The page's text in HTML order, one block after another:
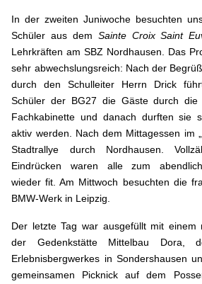
In der zweiten Juniwoche besuchten
Schüler aus dem Sainte Croix Saint
Lehrkräften am SBZ Nordhausen. Das
sehr abwechslungsreich: Nach der
durch den Schulleiter Herrn Drick
Schüler der BG27 die Gäste durch die
Fachkabinette und danach durften sie
aktiv werden. Nach dem Mittagessen im
Stadtrallye durch Nordhausen.
Eindrücken waren alle zum
wieder fit. Am Mittwoch besuchten die
BMW-Werk in Leipzig.
Der letzte Tag war ausgefüllt mit einem
der Gedenkstätte Mittelbau Dora,
Erlebnisbergwerkes in Sondershausen
gemeinsamen Picknick auf dem